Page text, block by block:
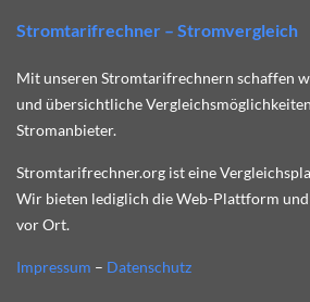
Stromtarifrechner – Stromvergleich
Mit unseren Stromtarifrechnern schaffen
und übersichtliche
Stromanbieter.
Stromtarifrechner.org ist eine
Wir bieten lediglich die Web-Plattform
vor Ort.
Impressum – Datenschutz